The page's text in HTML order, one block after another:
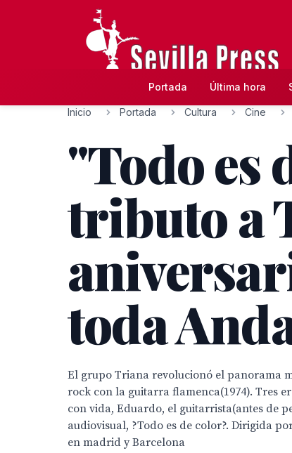
Portada Última hora
Inicio Portada Cultura Cine
"Todo es
tributo a
toda
El grupo Triana revolucionó el panorama
rock con la guitarra flamenca(1974). Tres
con vida, Eduardo, el guitarrista(antes de
audiovisual, ?Todo es de color?. Dirigida
en madrid y Barcelona